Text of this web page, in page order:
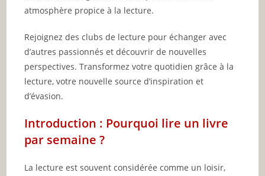
atmosphère propice à la lecture.
Rejoignez des clubs de lecture pour échanger avec
d’autres passionnés et découvrir de nouvelles
perspectives. Transformez votre quotidien grâce à la
lecture, votre nouvelle source d’inspiration et
d’évasion.
Introduction : Pourquoi lire un livre
par semaine ?
La lecture est souvent considérée comme un loisir,